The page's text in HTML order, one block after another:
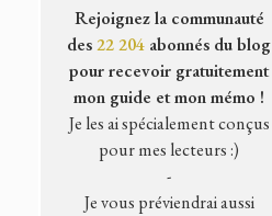
Rejoignez la communauté
des22 204 abonnés du blog
pour recevoir gratuitement
mon guide et mon mémo !
Je les ai spécialement conçus
pour mes lecteurs :)
-
Je vous préviendrai aussi